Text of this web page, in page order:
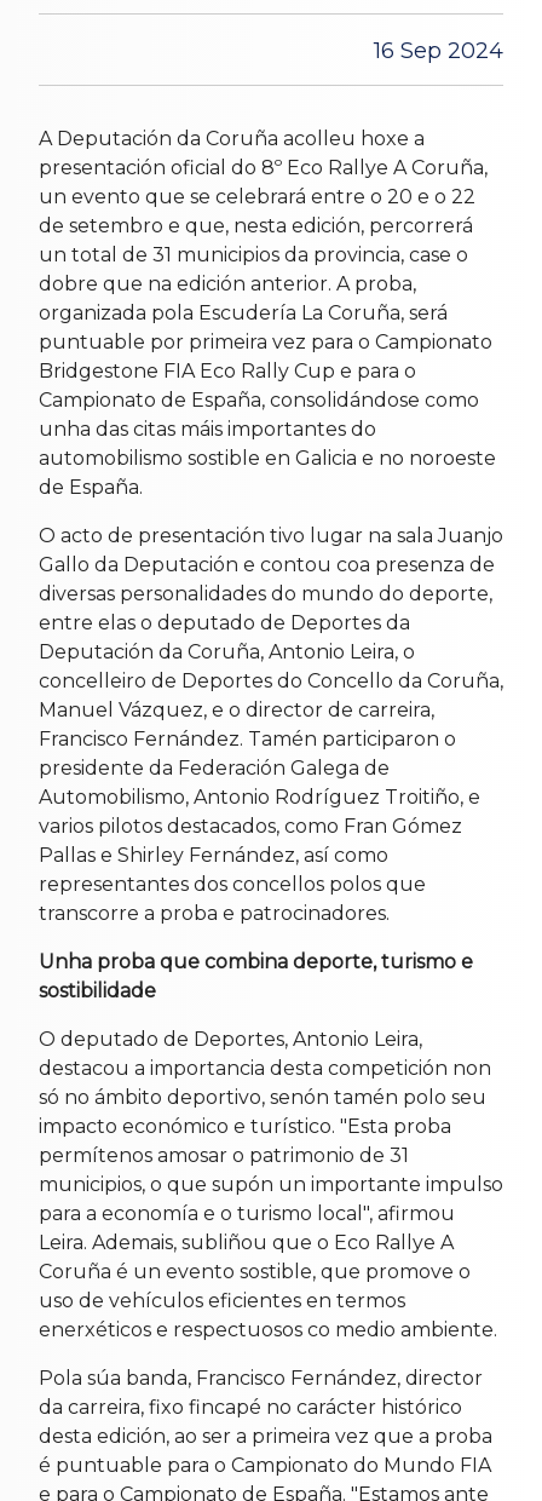
16 Sep 2024
A Deputación da Coruña acolleu hoxe a
presentación oficial do 8º Eco Rallye A Coruña,
un evento que se celebrará entre o 20 e o 22
de setembro e que, nesta edición, percorrerá
un total de 31 municipios da provincia, case o
dobre que na edición anterior. A proba,
organizada pola Escudería La Coruña, será
puntuable por primeira vez para o Campionato
Bridgestone FIA Eco Rally Cup e para o
Campionato de España, consolidándose como
unha das citas máis importantes do
automobilismo sostible en Galicia e no noroeste
de España.
O acto de presentación tivo lugar na sala Juanjo
Gallo da Deputación e contou coa presenza de
diversas personalidades do mundo do deporte,
entre elas o deputado de Deportes da
Deputación da Coruña, Antonio Leira, o
concelleiro de Deportes do Concello da Coruña,
Manuel Vázquez, e o director de carreira,
Francisco Fernández. Tamén participaron o
presidente da Federación Galega de
Automobilismo, Antonio Rodríguez Troitiño, e
varios pilotos destacados, como Fran Gómez
Pallas e Shirley Fernández, así como
representantes dos concellos polos que
transcorre a proba e patrocinadores.
Unha proba que combina deporte, turismo e
sostibilidade
O deputado de Deportes, Antonio Leira,
destacou a importancia desta competición non
só no ámbito deportivo, senón tamén polo seu
impacto económico e turístico. "Esta proba
permítenos amosar o patrimonio de 31
municipios, o que supón un importante impulso
para a economía e o turismo local", afirmou
Leira. Ademais, subliñou que o Eco Rallye A
Coruña é un evento sostible, que promove o
uso de vehículos eficientes en termos
enerxéticos e respectuosos co medio ambiente.
Pola súa banda, Francisco Fernández, director
da carreira, fixo fincapé no carácter histórico
desta edición, ao ser a primeira vez que a proba
é puntuable para o Campionato do Mundo FIA
e para o Campionato de España. "Estamos ante